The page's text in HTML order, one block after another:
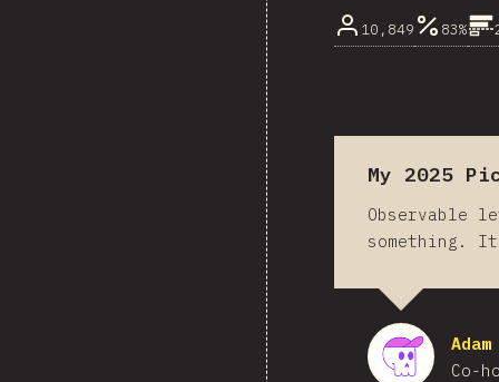
10,849 83%
My 2025
Observable
something.
Co-